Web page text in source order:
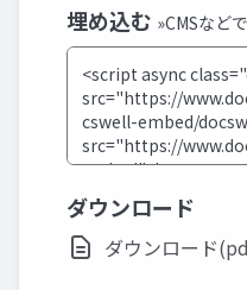
埋め込む »CMSなど
ダウンロード
ダウンロード